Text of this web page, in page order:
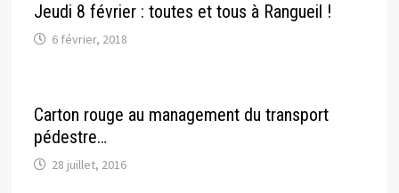
Jeudi 8 février : toutes et tous à Rangueil !
6 février, 2018
Carton rouge au management du transport
pédestre…
28 juillet, 2016